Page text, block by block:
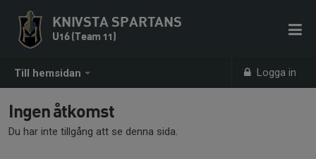
Till hemsidan Logga in
KNIVSTA SPARTANS
U16 (Team 11)
Ingen åtkomst
Du har inte tillgång att se denna sida.